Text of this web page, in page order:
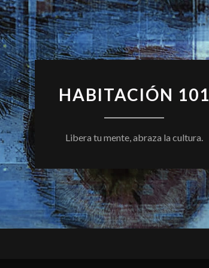
HABITACIÓN 101
Libera tu mente, abraza la cultura.